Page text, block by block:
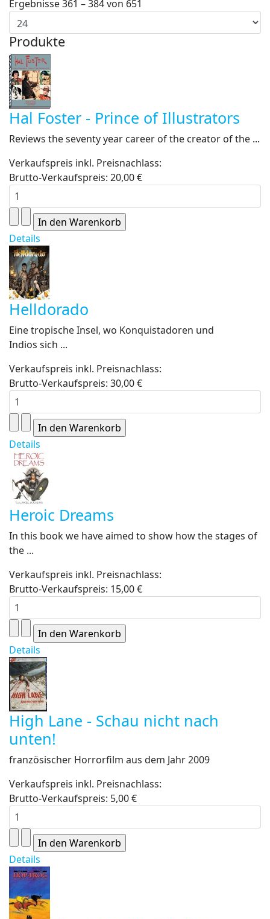
Ergebnisse 361 – 384 von 651
Produkte
Hal Foster - Prince of Illustrators
Reviews the seventy year career of the creator of the ...
Verkaufspreis inkl. Preisnachlass:
Brutto-Verkaufspreis: 20,00 €
Details
Helldorado
Eine tropische Insel, wo Konquistadoren und
Indios sich ...
Verkaufspreis inkl. Preisnachlass:
Brutto-Verkaufspreis: 30,00 €
Details
Heroic Dreams
In this book we have aimed to show how the stages of
the ...
Verkaufspreis inkl. Preisnachlass:
Brutto-Verkaufspreis: 15,00 €
Details
High Lane - Schau nicht nach
unten!
französischer Horrorfilm aus dem Jahr 2009
Verkaufspreis inkl. Preisnachlass:
Brutto-Verkaufspreis: 5,00 €
Details